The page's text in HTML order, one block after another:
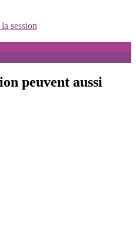
session
peuvent aussi